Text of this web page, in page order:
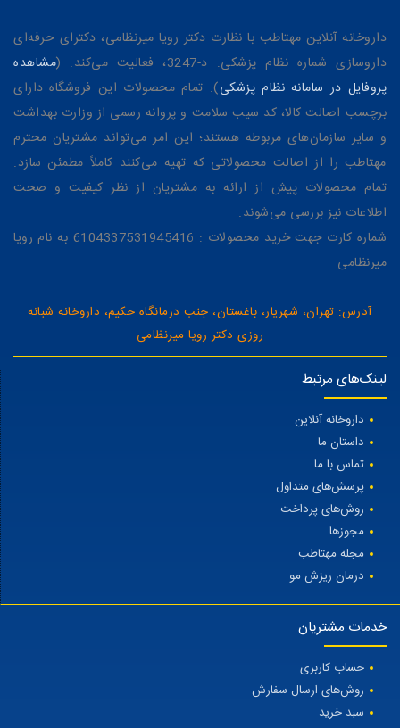
داروخانه آنلاین مهتاطب با نظارت دکتر رویا میرنظامی، دکترای حرفه‌ای
داروسازی شماره نظام پزشکی: د-3247، فعالیت می‌کند. (
مشاهده
پروفایل در سامانه نظام پزشکی). تمام محصولات این فروشگاه دارای
برچسب اصالت کالا، کد سیب سلامت و پروانه رسمی از وزارت بهداشت
و سایر سازمان‌های مربوطه هستند؛ این امر می‌تواند مشتریان محترم
مهتاطب را از اصالت محصولاتی که تهیه می‌کنند کاملاً مطمئن سازد.
تمام محصولات پیش از ارائه به مشتریان از نظر کیفیت و صحت
اطلاعات نیز بررسی می‌شوند.
شماره کارت جهت خرید محصولات : 6104337531945416 به نام رویا
میرنظامی
آدرس: تهران، شهریار، باغستان، جنب درمانگاه حکیم، داروخانه شبانه
روزی دکتر رویا میرنظامی
لینک‌های مرتبط
داروخانه آنلاین
داستان ما
تماس با ما
پرسش‌های متداول
روش‌های پرداخت
مجوزها
مجله مهتاطب
درمان ریزش مو
خدمات مشتریان
حساب کاربری
روش‌های ارسال سفارش
سبد خرید